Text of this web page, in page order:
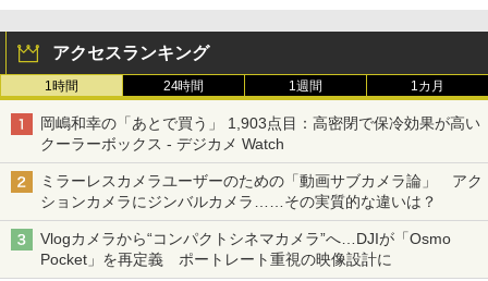
アクセスランキング
1時間 24時間 1週間 1カ月
岡嶋和幸の「あとで買う」 1,903点目：高密閉で保冷効果が高い
クーラーボックス - デジカメ Watch
ミラーレスカメラユーザーのための「動画サブカメラ論」 アク
ションカメラにジンバルカメラ……その実質的な違いは？
Vlogカメラから“コンパクトシネマカメラ”へ…DJIが「Osmo
Pocket」を再定義 ポートレート重視の映像設計に